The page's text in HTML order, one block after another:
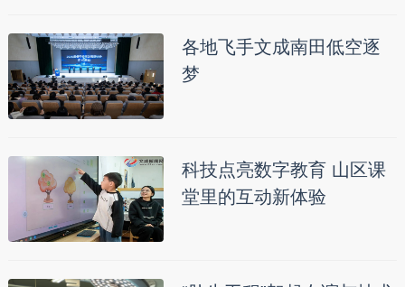
各地飞手文成南田低空逐
梦
科技点亮数字教育 山区课
堂里的互动新体验